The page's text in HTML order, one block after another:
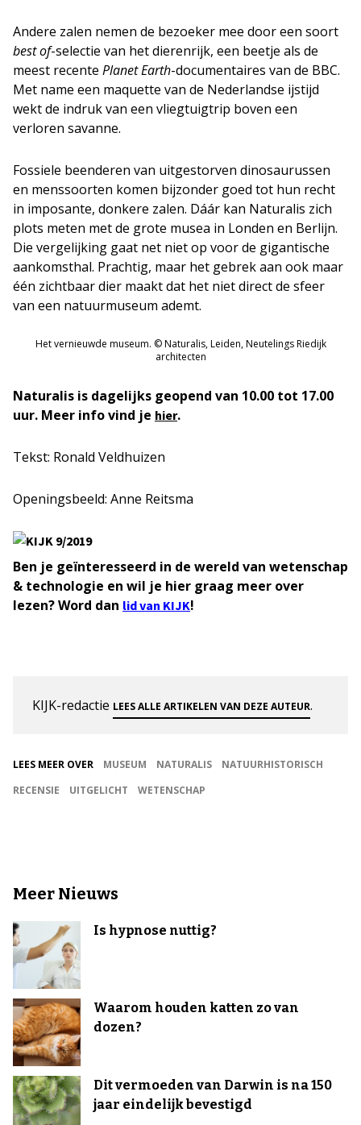
Andere zalen nemen de bezoeker mee door een soort
best of-selectie van het dierenrijk, een beetje als de
meest recente Planet Earth-documentaires van de BBC.
Met name een maquette van de Nederlandse ijstijd
wekt de indruk van een vliegtuigtrip boven een
verloren savanne.
Fossiele beenderen van uitgestorven dinosaurussen
en menssoorten komen bijzonder goed tot hun recht
in imposante, donkere zalen. Dáár kan Naturalis zich
plots meten met de grote musea in Londen en Berlijn.
Die vergelijking gaat net niet op voor de gigantische
aankomsthal. Prachtig, maar het gebrek aan ook maar
één zichtbaar dier maakt dat het niet direct de sfeer
van een natuurmuseum ademt.
Het vernieuwde museum. © Naturalis, Leiden, Neutelings Riedijk
architecten
Naturalis is dagelijks geopend van 10.00 tot 17.00
uur. Meer info vind je hier.
Tekst: Ronald Veldhuizen
Openingsbeeld: Anne Reitsma
Ben je geïnteresseerd in de wereld van wetenschap
& technologie en wil je hier graag meer over
lezen? Word dan lid van KIJK!
KIJK-redactie LEES ALLE ARTIKELEN VAN DEZE AUTEUR.
LEES MEER OVER MUSEUM NATURALIS
NATUURHISTORISCH
RECENSIE
UITGELICHT WETENSCHAP
Meer Nieuws
Is hypnose nuttig?
Waarom houden katten zo van
dozen?
Dit vermoeden van Darwin is na 150
jaar eindelijk bevestigd